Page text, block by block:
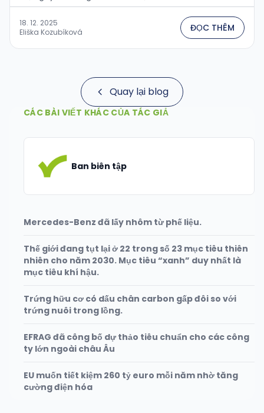
18. 12. 2025
Eliška Kozubíková
ĐỌC THÊM
Quay lại blog
CÁC BÀI VIẾT KHÁC CỦA TÁC GIẢ
Ban biên tập
Mercedes-Benz đã lấy nhôm từ phế liệu.
Thế giới đang tụt lại ở 22 trong số 23 mục tiêu thiên
nhiên cho năm 2030. Mục tiêu “xanh” duy nhất là
mục tiêu khí hậu.
Trứng hữu cơ có dấu chân carbon gấp đôi so với
trứng nuôi trong lồng.
EFRAG đã công bố dự thảo tiêu chuẩn cho các công
ty lớn ngoài châu Âu
EU muốn tiết kiệm 260 tỷ euro mỗi năm nhờ tăng
cường điện hóa